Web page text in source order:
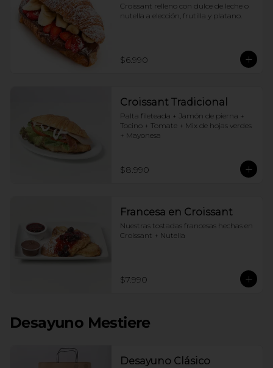
Croissant relleno con dulce de leche o
nutella a elección, frutilla y platano.
$6.990
Croissant Tradicional
Palta fileteada + Jamón de pierna +
Tocino + Tomate + Mix de hojas verdes
+ Mayonesa
$8.990
Francesa en Croissant
Nuestras tostadas francesas hechas en
Croissant + Nutella
$7.990
Desayuno Mestiere
Desayuno Clásico